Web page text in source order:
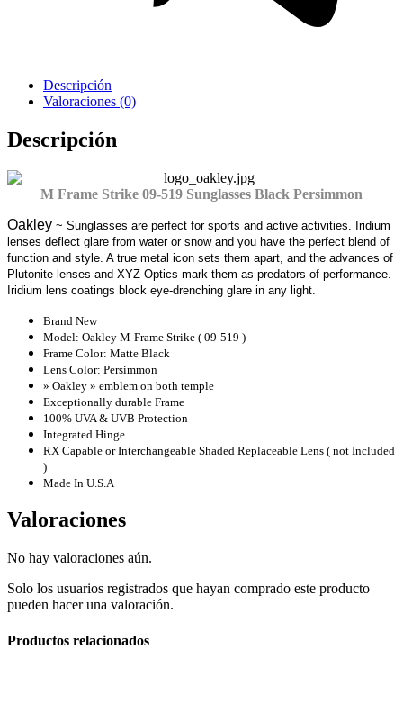
Hornos Electricos
Descripción
Valoraciones (0)
Descripción
M Frame Strike 09-519 Sunglasses Black Persimmon
Oakley ~ Sunglasses are perfect for sports and active activities. Iridium
lenses deflect glare from water or snow and you have the perfect blend of
function and style. A true metal icon sets them apart, and the advances of
Plutonite lenses and XYZ Optics mark them as predators of performance.
Iridium lens coatings block eye-drenching glare in any light.
Brand New
Model: Oakley M-Frame Strike ( 09-519 )
Frame Color: Matte Black
Lens Color: Persimmon
» Oakley » emblem on both temple
Exceptionally durable Frame
100% UVA & UVB Protection
Integrated Hinge
RX Capable or Interchangeable Shaded Replaceable Lens ( not Included
)
Made In U.S.A
Valoraciones
No hay valoraciones aún.
Solo los usuarios registrados que hayan comprado este producto
pueden hacer una valoración.
Productos relacionados